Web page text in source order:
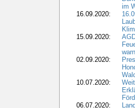
im
16.09.2020:
15.09.2020:
02.09.2020:
10.07.2020:
06.07.2020: